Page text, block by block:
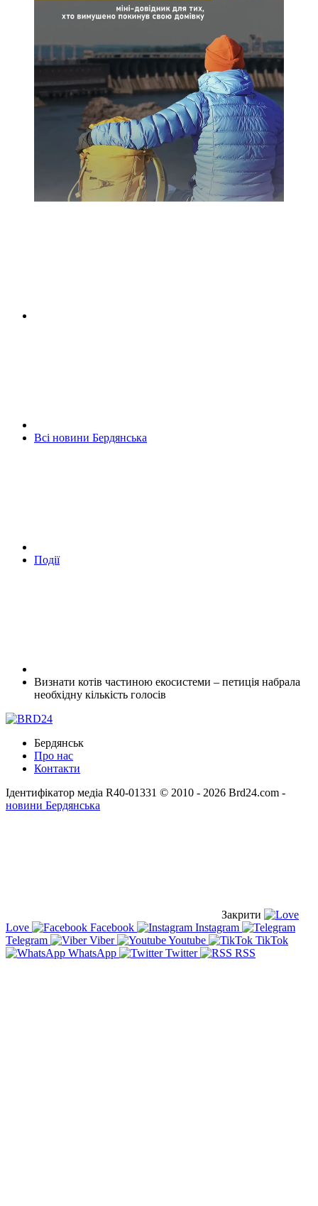
Всі новини Бердянська
Події
Визнати котів частиною екосистеми – петиція набрала
необхідну кількість голосів
Бердянськ
Про нас
Контакти
Ідентифікатор медіа R40-01331 © 2010 - 2026 Brd24.com -
новини Бердянська
Закрити
Love
Facebook
Instagram
Telegram
Viber Youtube
TikTok
WhatsApp
Twitter RSS